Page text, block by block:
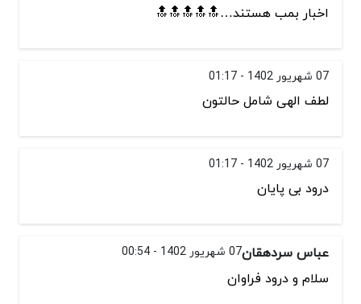
اخبار بمب هستند…🔝🔝🔝🔝🔝
07 شهریور 1402 - 01:17
لطف الهی شامل حالتون
07 شهریور 1402 - 01:17
درود بی پایان
عباس سردهقان07 شهریور 1402 - 00:54
سلام و درود فراوان